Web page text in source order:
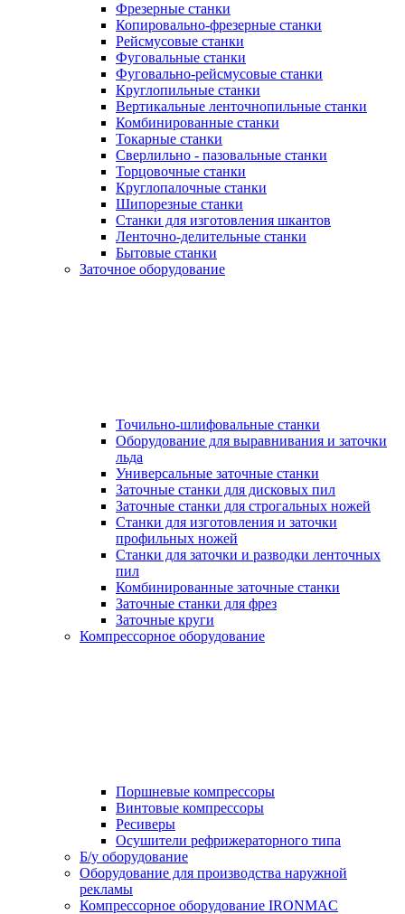
Фрезерные станки
Копировально-фрезерные станки
Рейсмусовые станки
Фуговальные станки
Фуговально-рейсмусовые станки
Круглопильные станки
Вертикальные ленточнопильные станки
Комбинированные станки
Токарные станки
Сверлильно - пазовальные станки
Торцовочные станки
Круглопалочные станки
Шипорезные станки
Станки для изготовления шкантов
Ленточно-делительные станки
Бытовые станки
Заточное оборудование
Точильно-шлифовальные станки
Оборудование для выравнивания и заточки
льда
Универсальные заточные станки
Заточные станки для дисковых пил
Заточные станки для строгальных ножей
Станки для изготовления и заточки
профильных ножей
Станки для заточки и разводки ленточных
пил
Комбинированные заточные станки
Заточные станки для фрез
Заточные круги
Компрессорное оборудование
Поршневые компрессоры
Винтовые компрессоры
Ресиверы
Осушители рефрижераторного типа
Б/у оборудование
Оборудование для производства наружной
рекламы
Компрессорное оборудование IRONMAC